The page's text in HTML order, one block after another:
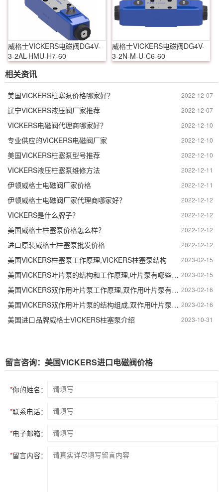
威格士VICKERS电磁阀DG4V-
3-2AL-HMU-H7-60
威格士VICKERS电磁阀DG4V-
3-2N-M-U-C6-60
相关资讯
2022-12-07
美国VICKERS柱塞泵价格哪家好？
2022-12-07
辽宁VICKERS液压阀厂家推荐
2022-12-10
VICKERS电磁阀代理商哪家好？
2022-12-10
专业供应的VICKERS电磁阀厂家
2022-12-10
美国VICKERS柱塞泵型号推荐
2022-12-11
VICKERS液压柱塞泵维修方法
2022-12-11
伊顿威格士电磁阀厂家价格
2022-12-12
伊顿威格士电磁阀厂家代理商哪家好？
2022-12-12
VICKERS是什么牌子？
2022-12-12
美国威格士柱塞泵价格怎么样？
2022-12-12
进口原装威格士柱塞泵批发价格
2023-02-15
美国VICKERS柱塞泵工作原理,VICKERS柱塞泵结构
2023-02-15
美国VICKERS叶片泵的结构和工作原理,叶片泵有哪些部分组成
2023-02-16
美国VICKERS双作用叶片泵工作原理,双作用叶片泵有哪些部分组成
2023-02-16
美国VICKERS双作用叶片泵的结构组成,双作用叶片泵结构特点
2023-10-31
美国进口品牌威格士VICKERS柱塞泵介绍
留言咨询：美国VICKERS进口电磁阀价格
*你的姓名：
*联系电话：
*电子邮箱：
*留言内容：